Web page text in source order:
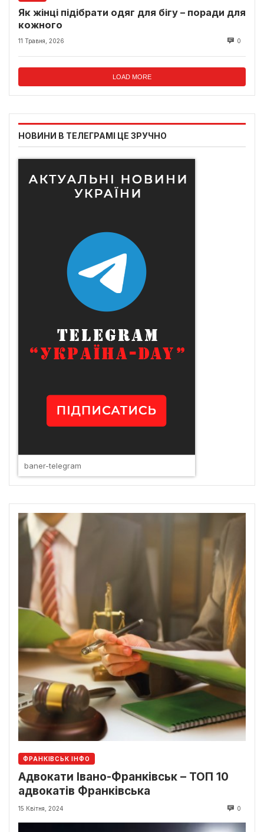
Як жінці підібрати одяг для бігу – поради для
кожного
11 Травня, 2026 0
LOAD MORE
НОВИНИ В ТЕЛЕГРАМІ ЦЕ ЗРУЧНО
baner-telegram
ФРАНКІВСЬК ІНФО
Адвокати Івано-Франківськ – ТОП 10
адвокатів Франківська
15 Квітня, 2024 0